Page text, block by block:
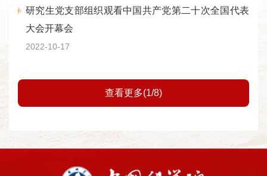
研究生党支部组织观看中国共产党第二十次全国代表
大会开幕会
2022-10-17
查看更多(1/8)